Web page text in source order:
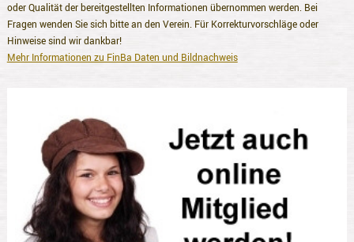
oder Qualität der bereitgestellten Informationen übernommen werden. Bei
Fragen wenden Sie sich bitte an den Verein. Für Korrekturvorschläge oder
Hinweise sind wir dankbar!
Mehr Informationen zu FinBa Daten und Bildnachweis